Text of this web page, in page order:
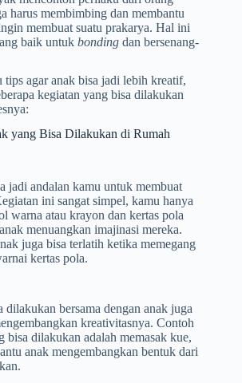
harus membimbing dan membantu
membuat suatu prakarya. Hal ini
baik untuk bonding dan bersenang-
tips agar anak bisa jadi lebih kreatif,
kegiatan yang bisa dilakukan
yang Bisa Dilakukan di Rumah
jadi andalan kamu untuk membuat
ini sangat simpel, kamu hanya
warna atau krayon dan kertas pola
menuangkan imajinasi mereka.
juga bisa terlatih ketika memegang
kertas pola.
dilakukan bersama dengan anak juga
kreativitasnya. Contoh
bisa dilakukan adalah memasak kue,
anak mengembangkan bentuk dari